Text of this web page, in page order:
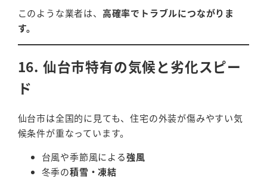
このような業者は、 高確率でトラブルにつながりま
す。
16. 仙台市特有の気候と劣化スピー
ド
仙台市は全国的に見ても、住宅の外装が傷みやすい気
候条件が重なっています。
台風や季節風による強風
冬季の積雪・凍結